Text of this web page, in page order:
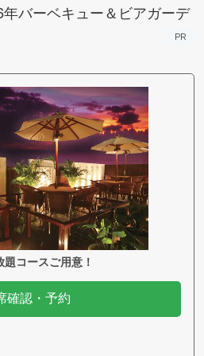
バーベキュー＆ビアガーデ
PR
コースご用意！
確認・予約